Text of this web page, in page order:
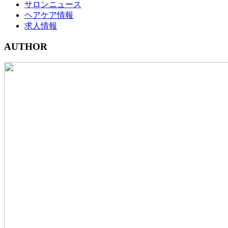
サロンニュース
ヘアケア情報
求人情報
AUTHOR